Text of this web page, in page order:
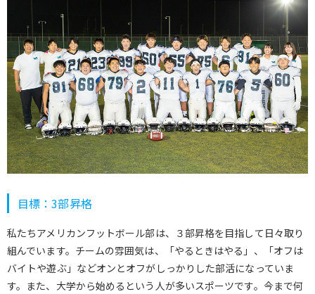
目標：3部昇格
私たちアメリカンフットボール部は、３部昇格を目指して日々取り
組んでいます。チームの雰囲気は、「やるときはやる」、「オフは
バイトや遊ぶ」などオンとオフがしっかりした部活になっていま
す。また、大学から始めるという人が多いスポーツです。今まで何